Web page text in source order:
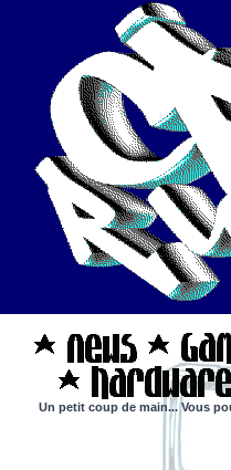
Un petit coup de main... Vous